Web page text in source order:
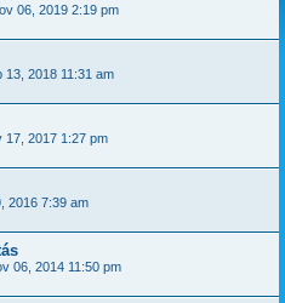
06, 2019 2:19 pm
13, 2018 11:31 am
17, 2017 1:27 pm
2016 7:39 am
06, 2014 11:50 pm